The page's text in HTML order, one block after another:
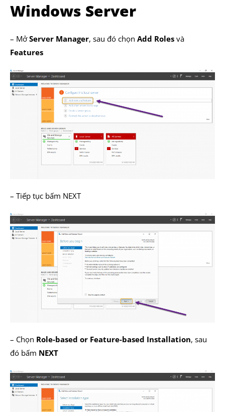
Windows Server
– MởServer Manager, sau đó chọn Add Roles và
Features
– Tiếp tục bấm NEXT
– Chọn Role-based or Feature-based Installation, sau
đó bấm NEXT